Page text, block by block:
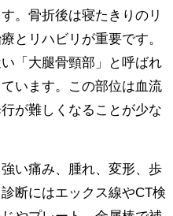
。骨折後は寝たきりのリ
とリハビリが重要です。
「大腿骨頸部」と呼ばれ
います。この部位は血流
が難しくなることが少な
い痛み、腫れ、変形、歩
断にはエックス線やCT検